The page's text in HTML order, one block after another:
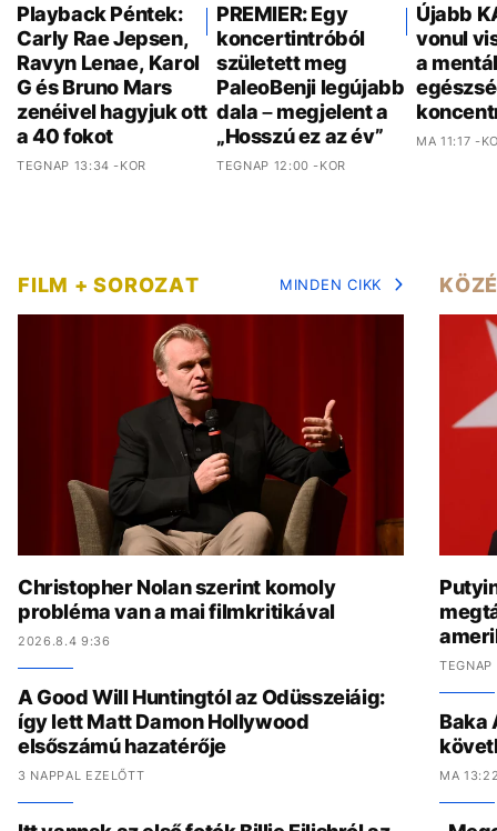
Playback Péntek:
Carly Rae Jepsen,
Ravyn Lenae, Karol
G és Bruno Mars
zenéivel hagyjuk ott
a 40 fokot
TEGNAP 13:34 -KOR
PREMIER: Egy
koncertintróból
született meg
PaleoBenji legújabb
dala – megjelent a
„Hosszú ez az év”
TEGNAP 12:00 -KOR
Újabb
vonul
a
MA 11:17 -
FILM + SOROZAT MINDEN CIKK
Christopher Nolan szerint komoly
probléma van a mai filmkritikával
2026.8.4 9:36
A Good Will Huntingtól az Odüsszeiáig:
így lett Matt Damon Hollywood
elsőszámú hazatérője
3 NAPPAL EZELŐTT
Baka
MA